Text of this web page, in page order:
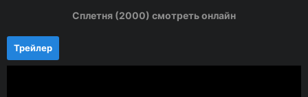
Сплетня (2000) смотреть онлайн
Трейлер